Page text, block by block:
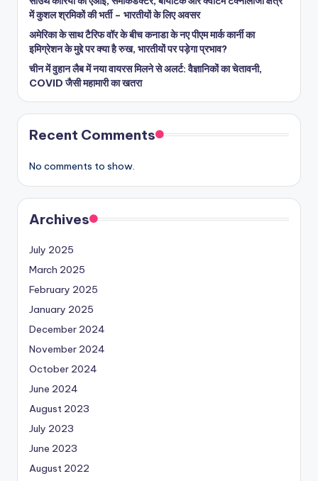
में कुशल श्रमिकों की भर्ती – भारतीयों के लिए अवसर
अमेरिका के साथ टैरिफ वॉर के बीच कनाडा के नए पीएम मार्क कार्नी का
इमिग्रेशन के मुद्दे पर क्या है रुख, भारतीयों पर पड़ेगा प्रभाव?
चीन में वुहान लैब में नया वायरस मिलने से अलर्ट: वैज्ञानिकों का चेतावनी,
COVID जैसी महामारी का खतरा
Recent Comments
No comments to show.
Archives
July 2025
March 2025
February 2025
January 2025
December 2024
November 2024
October 2024
June 2024
August 2023
July 2023
June 2023
August 2022